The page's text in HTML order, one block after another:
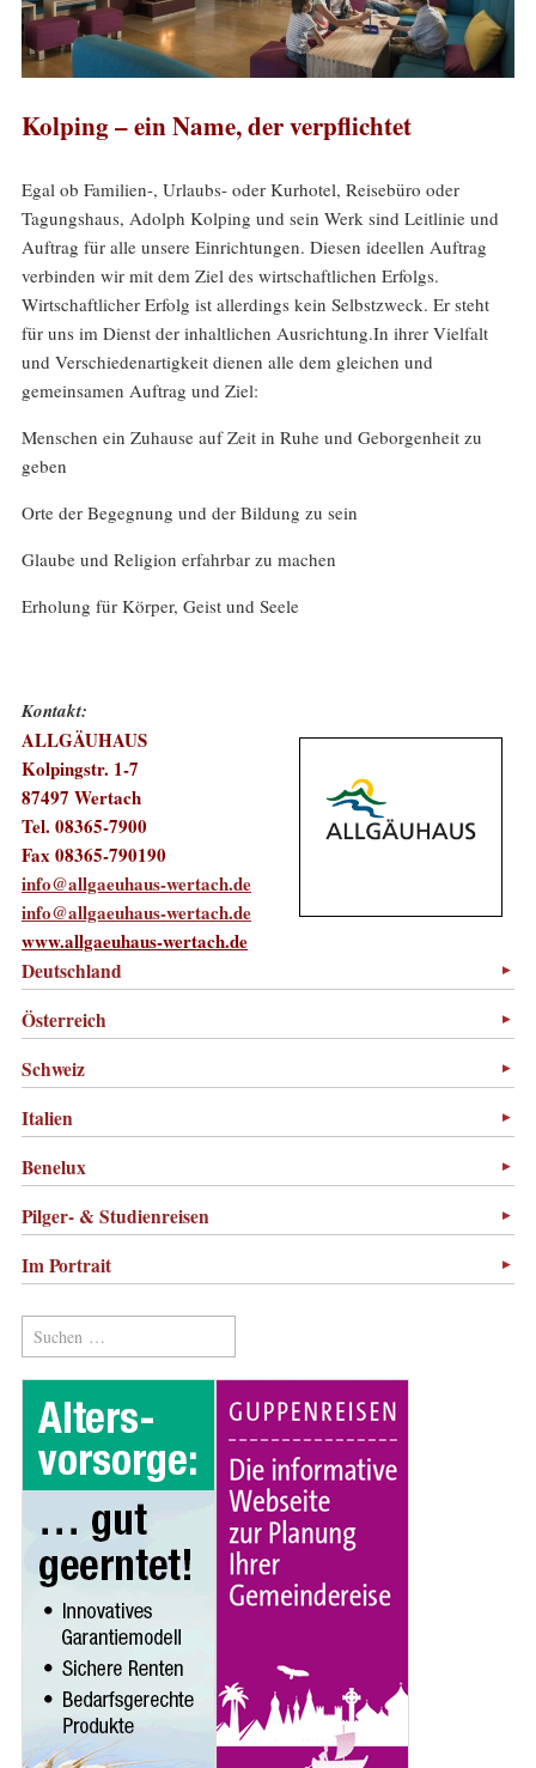
Deutschland
Österreich
Schweiz
Italien
Benelux
Pilger- & Studienreisen
Im Portrait
Kolping – ein Name, der verpflichtet
Egal ob Familien-, Urlaubs- oder Kurhotel, Reisebüro oder
Tagungshaus, Adolph Kolping und sein Werk sind Leitlinie und
Auftrag für alle unsere Einrichtungen. Diesen ideellen Auftrag
verbinden wir mit dem Ziel des wirtschaftlichen Erfolgs.
Wirtschaftlicher Erfolg ist allerdings kein Selbstzweck. Er steht
für uns im Dienst der inhaltlichen Ausrichtung.In ihrer Vielfalt
und Verschiedenartigkeit dienen alle dem gleichen und
gemeinsamen Auftrag und Ziel:
Menschen ein Zuhause auf Zeit in Ruhe und Geborgenheit zu
geben
Orte der Begegnung und der Bildung zu sein
Glaube und Religion erfahrbar zu machen
Erholung für Körper, Geist und Seele
Kontakt:
ALLGÄUHAUS
Kolpingstr. 1-7
87497 Wertach
Tel. 08365-7900
Fax 08365-790190
info@allgaeuhaus-wertach.de
info@allgaeuhaus-wertach.de
www.allgaeuhaus-wertach.de
Suchen
nach: